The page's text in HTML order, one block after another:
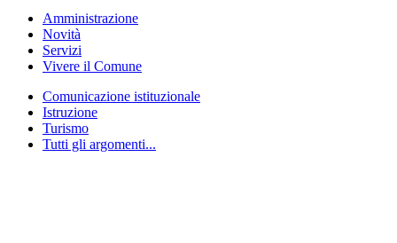
Amministrazione
Novità
Servizi
Vivere il Comune
Comunicazione istituzionale
Istruzione
Turismo
Tutti gli argomenti...